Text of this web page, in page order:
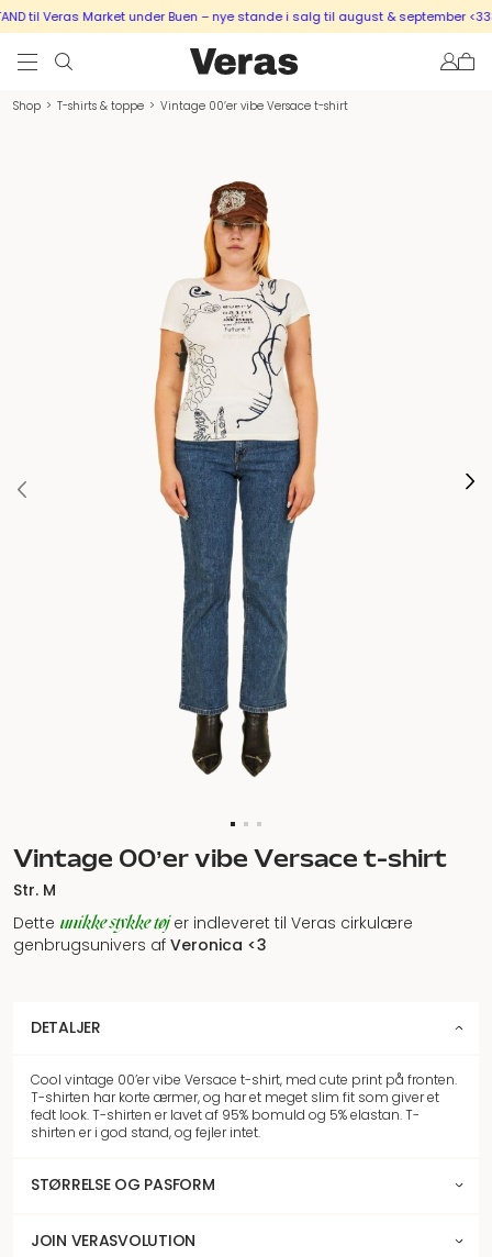
til Veras Market under Buen – nye stande i salg til august & september <333
Shop > T-shirts & toppe > Vintage 00’er vibe Versace t-shirt
Vintage 00’er vibe Versace t-shirt
Str. M
Dette unikke stykke tøjer indleveret til Veras cirkulære
genbrugsunivers af Veronica <3
DETALJER
Cool vintage 00’er vibe Versace t-shirt, med cute print på fronten.
T-shirten har korte ærmer, og har et meget slim fit som giver et
fedt look. T-shirten er lavet af 95% bomuld og 5% elastan. T-
shirten er i god stand, og fejler intet.
STØRRELSE OG PASFORM
JOIN VERASVOLUTION